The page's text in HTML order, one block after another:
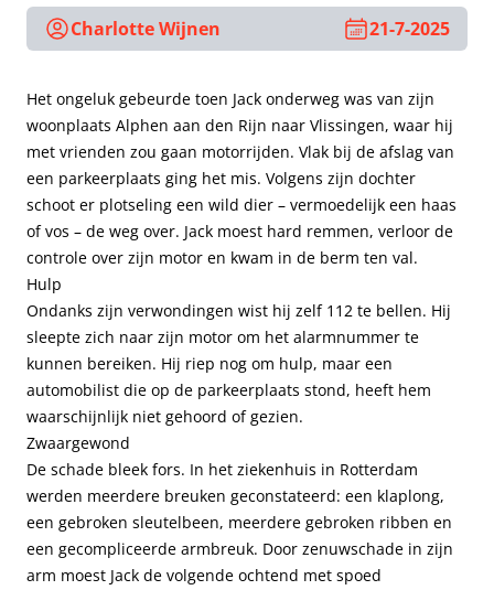
Charlotte Wijnen 21-7-2025
Het ongeluk gebeurde toen Jack onderweg was van zijn
woonplaats Alphen aan den Rijn naar Vlissingen, waar hij
met vrienden zou gaan motorrijden. Vlak bij de afslag van
een parkeerplaats ging het mis. Volgens zijn dochter
schoot er plotseling een wild dier – vermoedelijk een haas
of vos – de weg over. Jack moest hard remmen, verloor de
controle over zijn motor en kwam in de berm ten val.
Hulp
Ondanks zijn verwondingen wist hij zelf 112 te bellen. Hij
sleepte zich naar zijn motor om het alarmnummer te
kunnen bereiken. Hij riep nog om hulp, maar een
automobilist die op de parkeerplaats stond, heeft hem
waarschijnlijk niet gehoord of gezien.
Zwaargewond
De schade bleek fors. In het ziekenhuis in Rotterdam
werden meerdere breuken geconstateerd: een klaplong,
een gebroken sleutelbeen, meerdere gebroken ribben en
een gecompliceerde armbreuk. Door zenuwschade in zijn
arm moest Jack de volgende ochtend met spoed